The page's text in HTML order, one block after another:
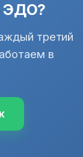
ЭДО?
третий
в